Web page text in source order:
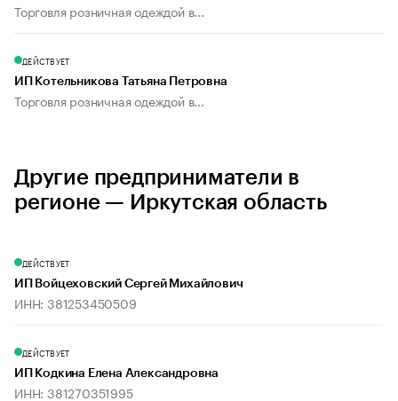
Торговля розничная одеждой в...
ДЕЙСТВУЕТ
ИП Котельникова Татьяна Петровна
Торговля розничная одеждой в...
Другие предприниматели в
регионе — Иркутская область
ДЕЙСТВУЕТ
ИП Войцеховский Сергей Михайлович
ИНН: 381253450509
ДЕЙСТВУЕТ
ИП Кодкина Елена Александровна
ИНН: 381270351995